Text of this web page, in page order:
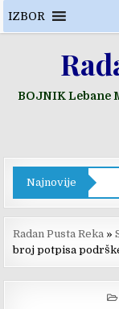
to
IZBOR
BOJNIK Lebane
Najnovije
Radan Pusta Reka »
broj potpisa